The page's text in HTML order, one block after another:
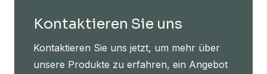
Kontaktieren Sie uns
Kontaktieren Sie uns jetzt, um mehr über
unsere Produkte zu erfahren, ein Angebot